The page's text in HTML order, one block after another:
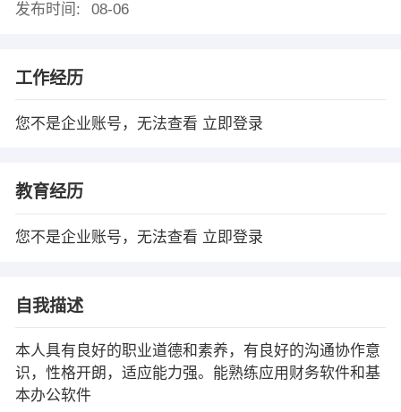
发布时间:
08-06
工作经历
您不是企业账号，无法查看 立即登录
教育经历
您不是企业账号，无法查看 立即登录
自我描述
本人具有良好的职业道德和素养，有良好的沟通协作意
识，性格开朗，适应能力强。能熟练应用财务软件和基
本办公软件